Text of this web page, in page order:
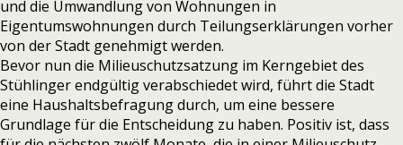
und die Umwandlung von Wohnungen in
Eigentumswohnungen durch Teilungserklärungen vor­her
von der Stadt geneh­migt wer­den.
Bevor nun die Milieuschutzsatzung im Kerngebiet des
Stühlinger end­gül­tig ver­ab­schie­det wird, führt die Stadt
eine Haushaltsbefragung durch, um eine bes­sere
Grundlage für die Entscheidung zu haben. Positiv ist, dass